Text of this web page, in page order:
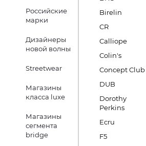
Российские
марки
Дизайнеры
новой волны
Streetwear
Магазины
класса luxe
Магазины
сегмента
bridge
Birelin
CR
Calliope
Colin's
Concept Club
DUB
Dorothy
Perkins
Ecru
F5